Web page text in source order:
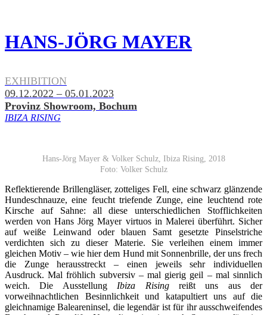
HANS-JÖRG MAYER
EXHIBITION
09.12.2022 – 05.01.2023
Provinz Showroom, Bochum
IBIZA RISING
Hans-Jörg Mayer & Volker Schulz, Ibiza Rising, 2018
Foto: Volker Schulz
Reflektierende Brillengläser, zotteliges Fell, eine schwarz glänzende
Hundeschnauze, eine feucht triefende Zunge, eine leuchtend rote
Kirsche auf Sahne: all diese unterschiedlichen Stofflichkeiten
werden von Hans Jörg Mayer virtuos in Malerei überführt. Sicher
auf weiße Leinwand oder blauen Samt gesetzte Pinselstriche
verdichten sich zu dieser Materie. Sie verleihen einem immer
gleichen Motiv – wie hier dem Hund mit Sonnenbrille, der uns frech
die Zunge herausstreckt – einen jeweils sehr individuellen
Ausdruck. Mal fröhlich subversiv – mal gierig geil – mal sinnlich
weich. Die Ausstellung Ibiza Risingreißt uns aus der
vorweihnachtlichen Besinnlichkeit und katapultiert uns auf die
gleichnamige Baleareninsel, die legendär ist für ihr ausschweifendes